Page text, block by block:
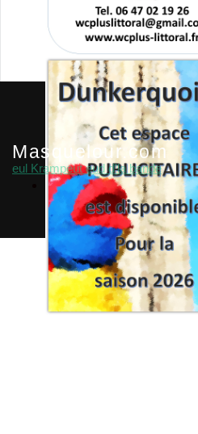
Masquelour.com
eul Krampeut eud d'la bande